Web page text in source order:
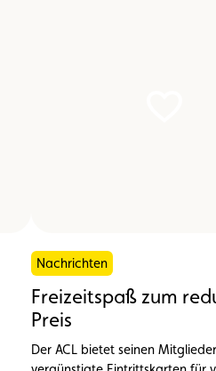
Nachrichten
Freizeitspaß zum
Preis
Der ACL bietet seinen